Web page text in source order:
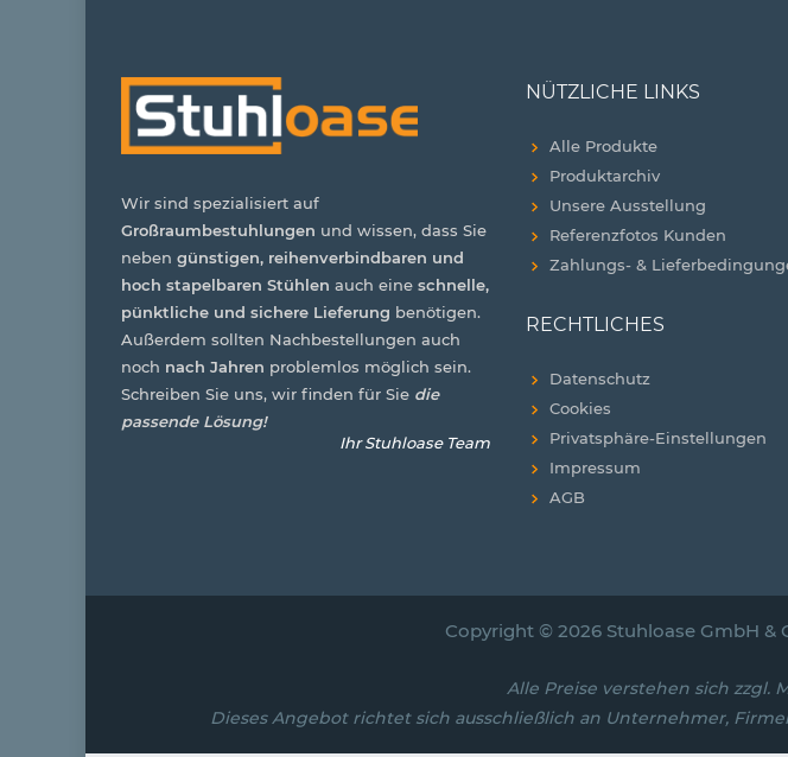
Wir sind spezialisiert auf
Großraumbestuhlungen und wissen, dass Sie
neben günstigen, reihenverbindbaren und
hoch stapelbaren Stühlen auch eine schnelle,
pünktliche und sichere Lieferung benötigen.
Außerdem sollten Nachbestellungen auch
noch nach Jahren problemlos möglich sein.
Schreiben Sie uns, wir finden für Sie die
passende Lösung!
Ihr Stuhloase Team
NÜTZLICHE LINKS
Alle Produkte
Produktarchiv
Unsere Ausstellung
Referenzfotos Kunden
Zahlungs- &
RECHTLICHES
Datenschutz
Cookies
Privatsphäre-Einstellungen
Impressum
AGB
Copyright © 2026 Stuhloase GmbH &
Alle Preise verstehen sich zzgl.
Dieses Angebot richtet sich ausschließlich an Unternehmer,